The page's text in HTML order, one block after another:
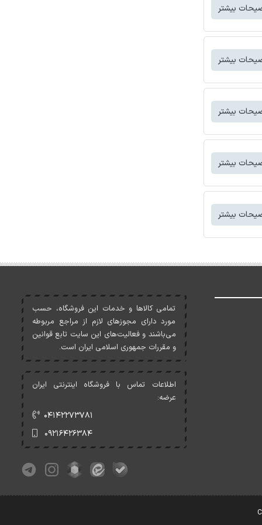
بیشتر
بیشتر
بیشتر
بیشتر
بیشتر
تمامی کالاها و خدمات اين فروشگاه، حسب
مورد دارای مجوزهای لازم از مراجع مربوطه
می‌باشند و فعاليت‌های اين سايت تابع قوانين
و مقررات جمهوری اسلامی ايران است.
اطلاعات تماس با فروشگاه اینترنتی ایران
عرضه:
۰۴۱۴۲۲۷۳۷۸۱
۰۹۲۱۶۴۲۶۳۸۴